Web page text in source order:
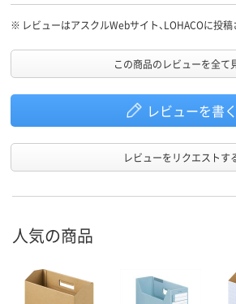
※ レビューはアスクルWebサイト、LOHACOに投稿
この商品のレビューを全て
レビューを書く
レビューをリクエストす
人気の商品